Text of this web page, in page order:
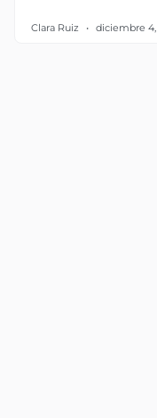
Clara Ruiz diciembre 4,